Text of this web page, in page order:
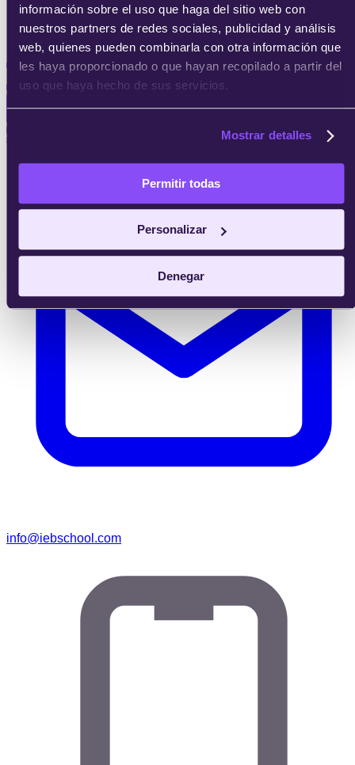
información sobre el uso que haga del sitio web con
nuestros partners de redes sociales, publicidad y análisis
web, quienes pueden combinarla con otra información que
les haya proporcionado o que hayan recopilado a partir del
uso que haya hecho de sus servicios.
Mostrar detalles
Permitir todas
Personalizar
Denegar
info@iebschool.com